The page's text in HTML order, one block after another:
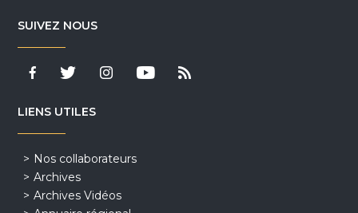
SUIVEZ NOUS
LIENS UTILES
Nos collaborateurs
Archives
Archives Vidéos